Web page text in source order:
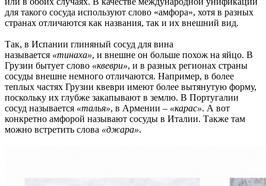
для такого сосуда используют слово «амфора», хотя в разных
странах отличаются как названия, так и их внешний вид.
Так, в Испании глиняный сосуд для вина
называется «тинаха», и внешне он больше похож на яйцо. В
Грузии бытует слово «квеври», и в разных регионах страны
сосуды внешне немного отличаются. Например, в более
теплых частях Грузии квеври имеют более вытянутую форму,
поскольку их глубже закапывают в землю. В Португалии
сосуд называется «талья», в Армении – «карас». А вот
конкретно амфорой называют сосуды в Италии. Также там
можно встретить слова «джара».